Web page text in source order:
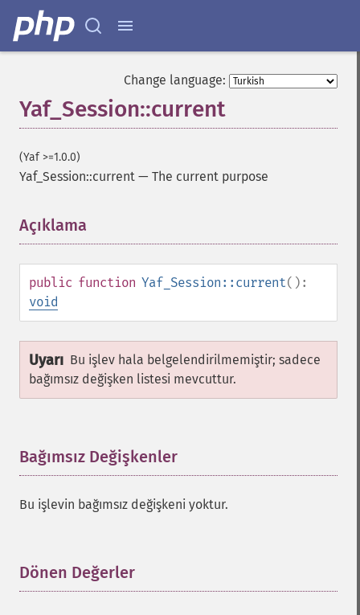
Change language:
Yaf_Session::current
(Yaf >=1.0.0)
Yaf_Session::current — The current purpose
Açıklama
public function Yaf_Session::current():
void
Uyarı Bu işlev hala belgelendirilmemiştir; sadece
bağımsız değişken listesi mevcuttur.
Bağımsız Değişkenler
Bu işlevin bağımsız değişkeni yoktur.
Dönen Değerler